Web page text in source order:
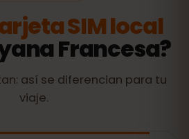
SIM local
Francesa?
así se diferencian para tu
viaje.